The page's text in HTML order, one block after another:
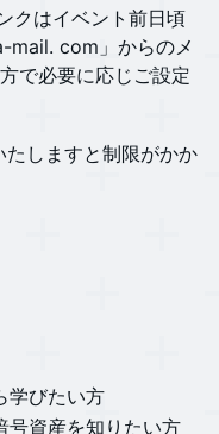
クはイベント前日頃
mail. com」からのメ
で必要に応じご設定
しますと制限がかか
学びたい方
号資産を知りたい方